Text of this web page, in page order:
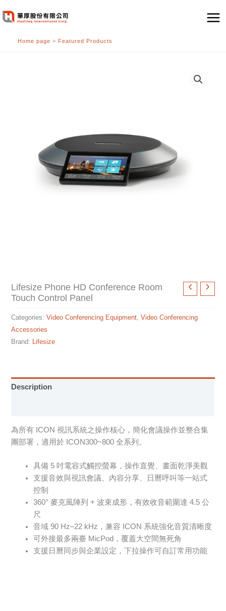
至
Home page > Featured Products
Lifesize Phone HD Conference Room
Touch Control Panel
Categories:Video Conferencing Equipment ,Video Conferencing
Accessories
Brand: Lifesize
Description
為所有 ICON 視訊系統之操作核心，簡化會議操作並整合集
團部署，適用於 ICON300~800 全系列。
具備 5 吋電容式觸控螢幕，操作直覺、畫面乾淨美觀
支援音效與視訊會議、內容分享、日曆呼叫等一站式
控制
360° 麥克風陣列 + 波束成形，有效收音範圍達 4.5 公
尺
音域 90 Hz–22 kHz，兼容 ICON 系統強化音質清晰度
可外接最多兩臺 MicPod，覆蓋大空間無死角
支援日曆同步與企業設定，下拉操作可自訂常用功能